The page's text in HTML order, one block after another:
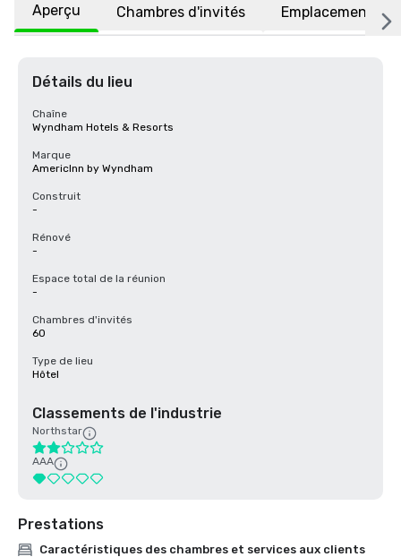
Aperçu Chambres d'invités Emplacement
Détails du lieu
Chaîne
Wyndham Hotels & Resorts
Marque
AmericInn by Wyndham
Construit
-
Rénové
-
Espace total de la réunion
-
Chambres d'invités
60
Type de lieu
Hôtel
Classements de l'industrie
Northstar
AAA
Prestations
Caractéristiques des chambres et services aux clients